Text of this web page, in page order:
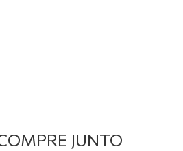
JUNTO